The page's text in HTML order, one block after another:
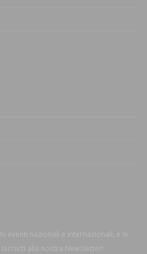
eventi nazionali e internazionali, e le
alla nostra Newsletter!